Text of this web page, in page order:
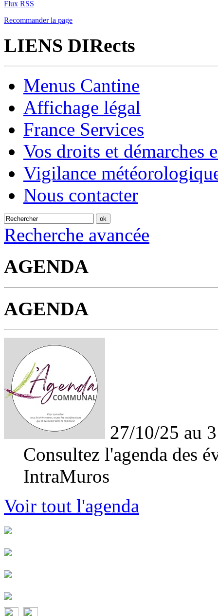
Flux RSS
Recommander la page
LIENS DIRects
Menus Cantine
Affichage légal
France Services
Vos droits et démarches
Vigilance
Nous contacter
Recherche avancée
AGENDA
AGENDA
27/10/25 au
Consultez l'agenda des
IntraMuros
Voir tout l'agenda